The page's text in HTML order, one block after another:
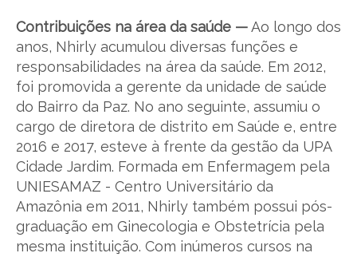
Contribuições na área da saúde —Ao longo dos
anos, Nhirly acumulou diversas funções e
responsabilidades na área da saúde. Em 2012,
foi promovida a gerente da unidade de saúde
do Bairro da Paz. No ano seguinte, assumiu o
cargo de diretora de distrito em Saúde e, entre
2016 e 2017, esteve à frente da gestão da UPA
Cidade Jardim. Formada em Enfermagem pela
UNIESAMAZ - Centro Universitário da
Amazônia em 2011, Nhirly também possui pós-
graduação em Ginecologia e Obstetrícia pela
mesma instituição. Com inúmeros cursos na